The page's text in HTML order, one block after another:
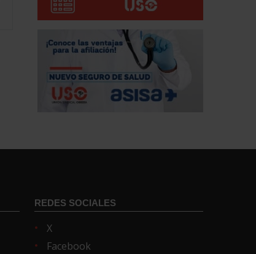
REDES SOCIALES
X
Facebook